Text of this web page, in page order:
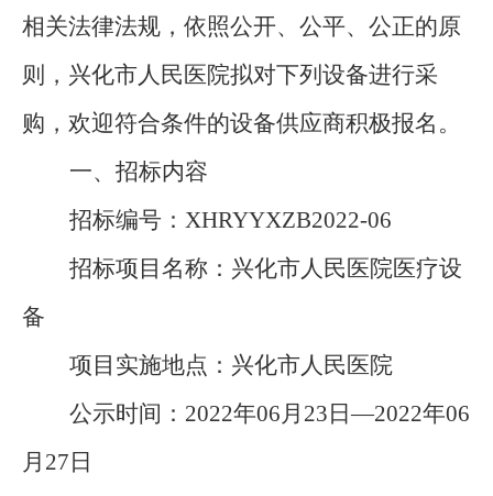
相关法律法规，依照公开、公平、公正的原
则，兴化市人民医院拟对下列设备进行采
购，欢迎符合条件的设备供应商积极报名。
一、招标内容
招标编号： XHRYYXZB2022-06
招标项目名称：兴化市人民医院医疗设
备
项目实施地点：兴化市人民医院
公示时间： 2022年06月 23 日—2022年06
月 27 日